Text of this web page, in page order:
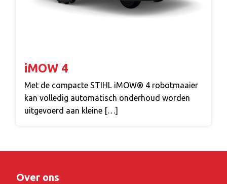
iMOW 4
Met de compacte STIHL iMOW® 4 robotmaaier
kan volledig automatisch onderhoud worden
uitgevoerd aan kleine […]
Over ons